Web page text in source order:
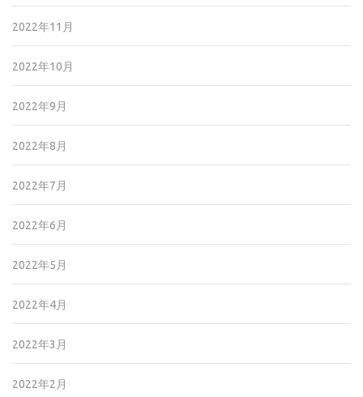
2022年11月
2022年10月
2022年9月
2022年8月
2022年7月
2022年6月
2022年5月
2022年4月
2022年3月
2022年2月